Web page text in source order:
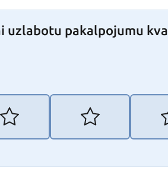
uzlabotu pakalpojumu